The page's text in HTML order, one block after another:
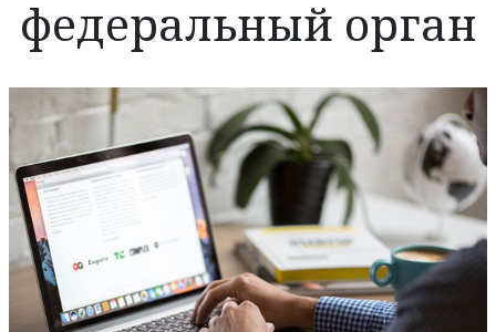
федеральный орган